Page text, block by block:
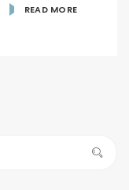
READ MORE